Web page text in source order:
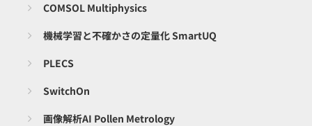
COMSOL Multiphysics
機械学習と不確かさの定量化 SmartUQ
PLECS
SwitchOn
画像解析AI Pollen Metrology